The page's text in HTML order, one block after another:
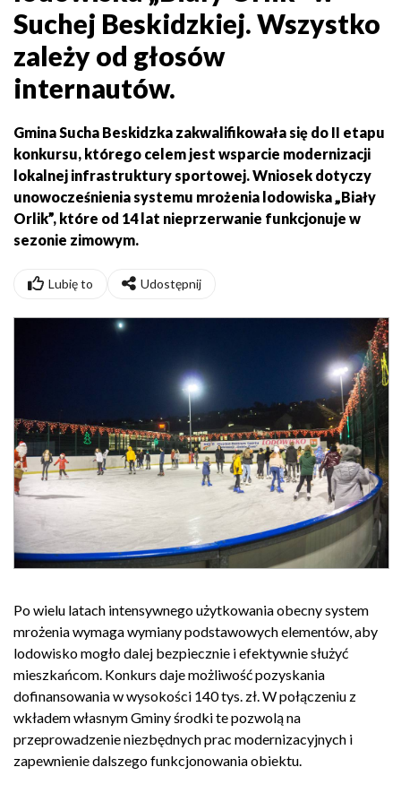
Suchej Beskidzkiej. Wszystko
zależy od głosów
internautów.
Gmina Sucha Beskidzka zakwalifikowała się do II etapu
konkursu, którego celem jest wsparcie modernizacji
lokalnej infrastruktury sportowej. Wniosek dotyczy
unowocześnienia systemu mrożenia lodowiska „Biały
Orlik”, które od 14 lat nieprzerwanie funkcjonuje w
sezonie zimowym.
Lubię to Udostępnij
Po wielu latach intensywnego użytkowania obecny system
mrożenia wymaga wymiany podstawowych elementów, aby
lodowisko mogło dalej bezpiecznie i efektywnie służyć
mieszkańcom. Konkurs daje możliwość pozyskania
dofinansowania w wysokości 140 tys. zł. W połączeniu z
wkładem własnym Gminy środki te pozwolą na
przeprowadzenie niezbędnych prac modernizacyjnych i
zapewnienie dalszego funkcjonowania obiektu.